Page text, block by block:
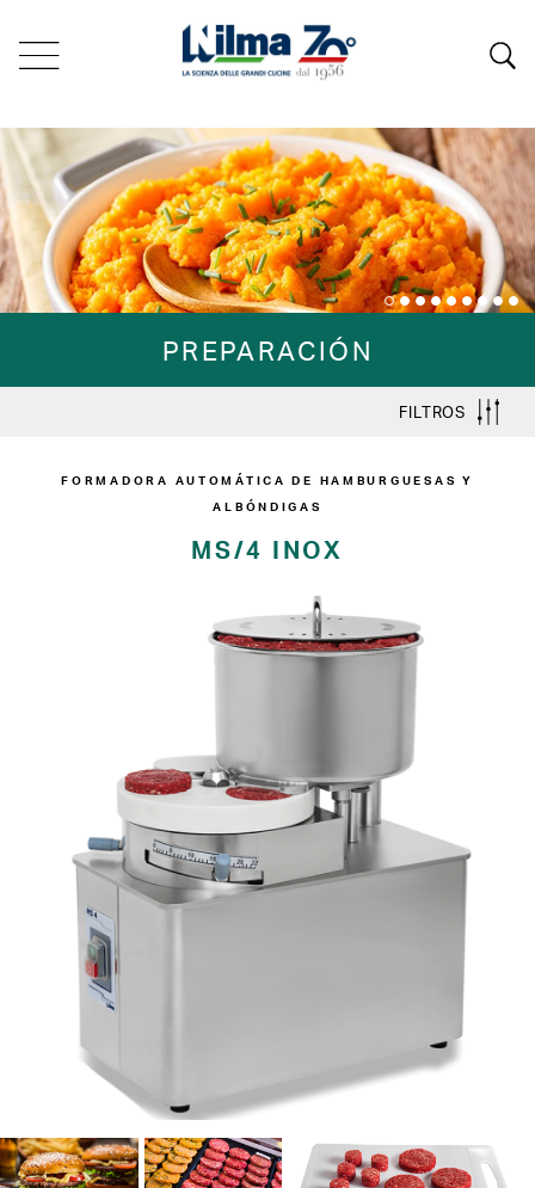
PREPARACIÓN
FILTROS
FORMADORA AUTOMÁTICA DE HAMBURGUESAS Y
ALBÓNDIGAS
MS/4 INOX